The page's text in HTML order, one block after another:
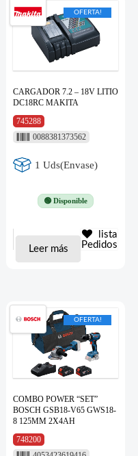
OFERTA!
CARGADOR 7.2 – 18V LITIO
DC18RC MAKITA
745288
0088381373562
1 Uds(Envase)
🟢 Disponible
Leer más
lista
Pedidos
OFERTA!
COMBO POWER “SET”
BOSCH GSB18-V65 GWS18-
8 125MM 2X4AH
748200